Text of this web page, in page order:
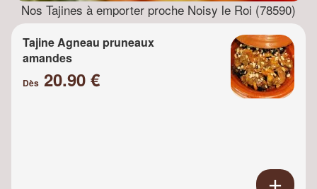
Nos Tajines à emporter proche Noisy le Roi (78590)
Tajine Agneau pruneaux
amandes
Dès 20.90 €